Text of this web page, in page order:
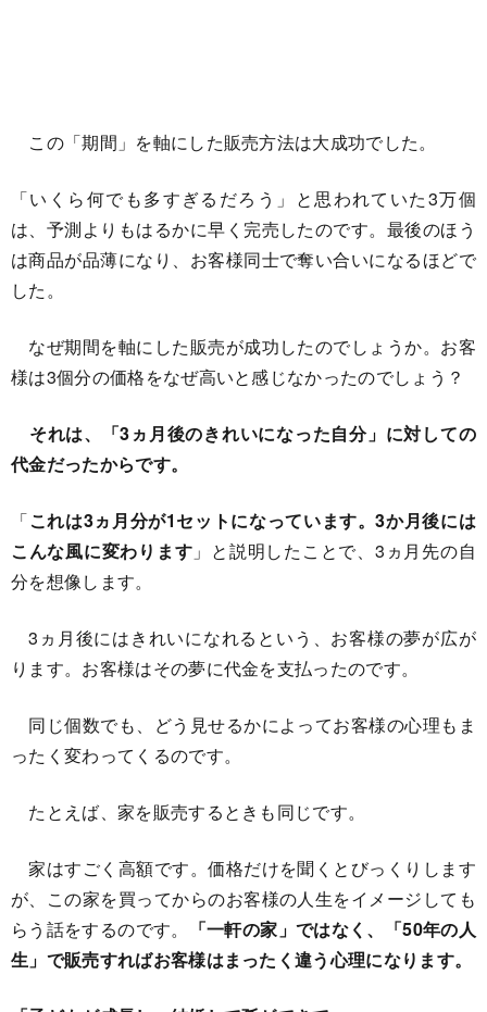
この「期間」を軸にした販売方法は大成功でした。
「いくら何でも多すぎるだろう」と思われていた3万個
は、予測よりもはるかに早く完売したのです。最後のほう
は商品が品薄になり、お客様同士で奪い合いになるほどで
した。
なぜ期間を軸にした販売が成功したのでしょうか。お客
様は3個分の価格をなぜ高いと感じなかったのでしょう？
それは、「3ヵ月後のきれいになった自分」に対しての
代金だったからです。
「これは3ヵ月分が1セットになっています。3か月後には
こんな風に変わります 」と説明したことで、3ヵ月先の自
分を想像します。
3ヵ月後にはきれいになれるという、お客様の夢が広が
ります。お客様はその夢に代金を支払ったのです。
同じ個数でも、どう見せるかによってお客様の心理もま
ったく変わってくるのです。
たとえば、家を販売するときも同じです。
家はすごく高額です。価格だけを聞くとびっくりします
が、この家を買ってからのお客様の人生をイメージしても
らう話をするのです。
「一軒の家」ではなく、「50年の人
生」で販売すればお客様はまったく違う心理になります。